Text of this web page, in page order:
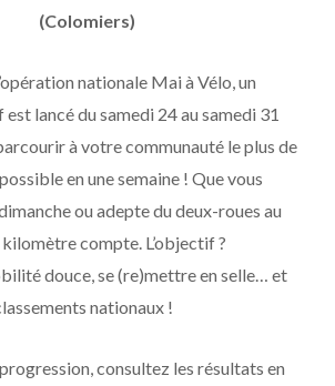
(Colomiers)
nationale Mai à Vélo, un
lancé du samedi 24 au samedi 31
à votre communauté le plus de
en une semaine ! Que vous
ou adepte du deux-roues au
compte. L’objectif ?
douce, se (re)mettre en selle… et
nationaux !
consultez les résultats en